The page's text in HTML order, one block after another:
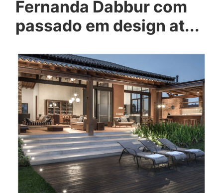
Fernanda Dabbur com
passado em design at...